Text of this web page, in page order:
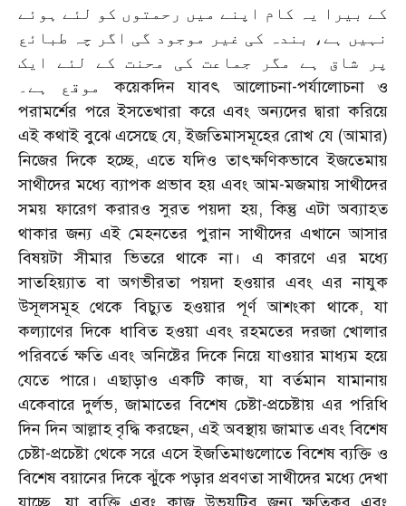
کے بيرا يہ کام اپنے ميں رحمتوں کو لئے ہوئے
نہيں ہے، بندہ کی غير موجود گی اگر چہ طبائع
پر شاق ہے مگر جماعت کی محنت کے لئے ايک
موقع ہے۔ কয়েকদিন যাবৎ আলোচনা-পর্যালোচনা ও
পরামর্শের পরে ইসতেখারা করে এবং অন্যদের দ্বারা করিয়ে
এই কথাই বুঝে এসেছে যে, ইজতিমাসমূহের রোখ যে (আমার)
নিজের দিকে হচ্ছে, এতে যদিও তাৎক্ষণিকভাবে ইজতেমায়
সাথীদের মধ্যে ব্যাপক প্রভাব হয় এবং আম-মজমায় সাথীদের
সময় ফারেগ করারও সুরত পয়দা হয়, কিন্তু এটা অব্যাহত
থাকার জন্য এই মেহনতের পুরান সাথীদের এখানে আসার
বিষয়টা সীমার ভিতরে থাকে না। এ কারণে এর মধ্যে
সাতহিয়্যাত বা অগভীরতা পয়দা হওয়ার এবং এর নাযুক
উসূলসমূহ থেকে বিচ্যুত হওয়ার পূর্ণ আশংকা থাকে, যা
কল্যাণের দিকে ধাবিত হওয়া এবং রহমতের দরজা খোলার
পরিবর্তে ক্ষতি এবং অনিষ্টের দিকে নিয়ে যাওয়ার মাধ্যম হয়ে
যেতে পারে। এছাড়াও একটি কাজ, যা বর্তমান যামানায়
একেবারে দুর্লভ, জামাতের বিশেষ চেষ্টা-প্রচেষ্টায় এর পরিধি
দিন দিন আল্লাহ বৃদ্ধি করছেন, এই অবস্থায় জামাত এবং বিশেষ
চেষ্টা-প্রচেষ্টা থেকে সরে এসে ইজতিমাগুলোতে বিশেষ ব্যক্তি ও
বিশেষ বয়ানের দিকে ঝুঁকে পড়ার প্রবণতা সাথীদের মধ্যে দেখা